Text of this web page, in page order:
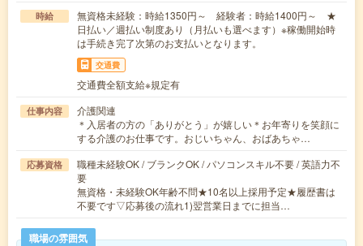
時給
無資格未経験：時給1350円～ 経験者：時給1400円～ ★
日払い／週払い制度あり（月払いも選べます）※稼働開始時
は手続き完了次第のお支払いとなります。
交通費
交通費全額支給※規定有
仕事内容
介護関連
＊入居者の方の「ありがとう」が嬉しい＊お年寄りを笑顔に
する介護のお仕事です。おじいちゃん、おばあちゃ…
応募資格
職種未経験OK / ブランクOK / パソコンスキル不要 / 英語力不
要
無資格・未経験OK年齢不問★10名以上採用予定★履歴書は
不要です▽応募後の流れ1)翌営業日までに担当…
職場の雰囲気